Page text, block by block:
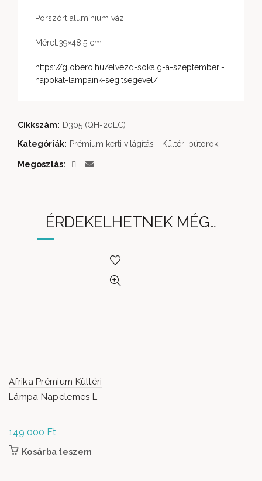
Porszórt alumínium váz
Méret:39×48,5 cm
https://globero.hu/elvezd-sokaig-a-szeptemberi-
napokat-lampaink-segitsegevel/
Cikkszám: D305 (QH-20LC)
Kategóriák: Prémium kerti világítás Kültéri bútorok
Megosztás
ÉRDEKELHETNEK MÉG…
Afrika Prémium Kültéri
Lámpa Napelemes L
149 000 Ft
Kosárba teszem